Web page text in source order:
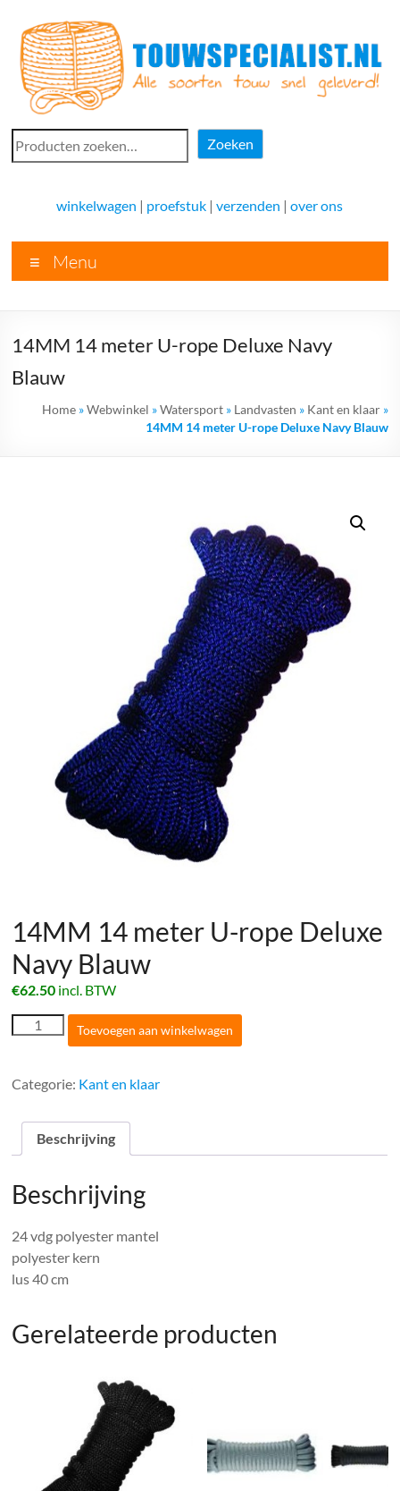
naar
inhoud
Touwspecialist.nl
voor
vele
soorten
goed
advies!
Zoeken
Zoeken
winkelwagen | proefstuk |verzenden |over ons
Menu
14MM 14 meter U-rope Deluxe Navy
Blauw
Home»Webwinkel »Watersport» Landvasten » Kant en klaar»
14MM 14 meter U-rope Deluxe Navy Blauw
14MM 14 meter U-rope Deluxe
Navy Blauw
€62.50 incl. BTW
14MM
14
rope
Blauw
Toevoegen aan winkelwagen
Categorie: Kant en klaar
Beschrijving
Beschrijving
24 vdg polyester mantel
polyester kern
lus 40 cm
Gerelateerde producten